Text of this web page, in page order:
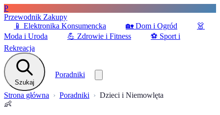
P
Przewodnik Zakupy
📱 Elektronika Konsumencka 🏡 Dom i Ogród
👗
Moda i Uroda
💪 Zdrowie i Fitness ⚽ Sport i
Rekreacja
Szukaj
Poradniki
Strona główna Poradniki
Dzieci i Niemowlęta
👶